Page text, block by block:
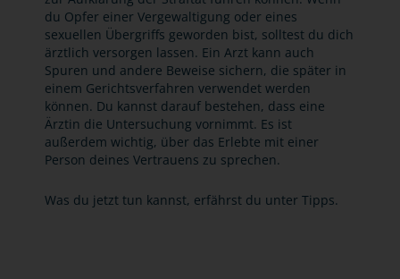
du Opfer einer Vergewaltigung oder eines
sexuellen Übergriffs geworden bist, solltest du dich
ärztlich versorgen lassen. Ein Arzt kann auch
Spuren und andere Beweise sichern, die später in
einem Gerichtsverfahren verwendet werden
können. Du kannst darauf bestehen, dass eine
Ärztin die Untersuchung vornimmt. Es ist
außerdem wichtig, über das Erlebte mit einer
Person deines Vertrauens zu sprechen.
Was du jetzt tun kannst, erfährst du unter Tipps.